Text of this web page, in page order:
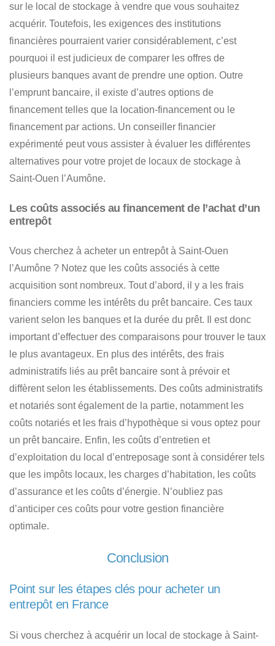
sur le local de stockage à vendre que vous souhaitez
acquérir. Toutefois, les exigences des institutions
financières pourraient varier considérablement, c’est
pourquoi il est judicieux de comparer les offres de
plusieurs banques avant de prendre une option. Outre
l’emprunt bancaire, il existe d’autres options de
financement telles que la location-financement ou le
financement par actions. Un conseiller financier
expérimenté peut vous assister à évaluer les différentes
alternatives pour votre projet de locaux de stockage à
Saint-Ouen l’Aumône.
Les coûts associés au financement de l’achat d’un
entrepôt
Vous cherchez à acheter un entrepôt à Saint-Ouen
l’Aumône ? Notez que les coûts associés à cette
acquisition sont nombreux. Tout d’abord, il y a les frais
financiers comme les intérêts du prêt bancaire. Ces taux
varient selon les banques et la durée du prêt.
Il est donc
important d’effectuer des comparaisons pour trouver le taux
le plus avantageux. En plus des intérêts, des frais
administratifs liés au prêt bancaire sont à prévoir et
diffèrent selon les établissements. Des coûts administratifs
et notariés sont également de la partie, notamment les
coûts notariés et les frais d’hypothèque si vous optez pour
un prêt bancaire. Enfin, les coûts d’entretien et
d’exploitation du local d’entreposage sont à considérer tels
que les impôts locaux, les charges d’habitation, les coûts
d’assurance et les coûts d’énergie. N’oubliez pas
d’anticiper ces coûts pour votre gestion financière
optimale.
Conclusion
Point sur les étapes clés pour acheter un
entrepôt en France
Si vous cherchez à acquérir un local de stockage à Saint-